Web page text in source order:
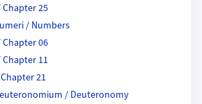
25
/ Numbers
06
11
21
/ Deuteronomy